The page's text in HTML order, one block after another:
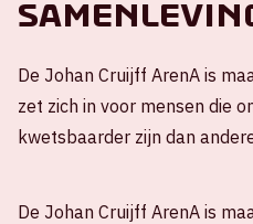
De Johan Cruijff ArenA is
zet zich in voor mensen die
kwetsbaarder zijn dan
De Johan Cruijff ArenA is